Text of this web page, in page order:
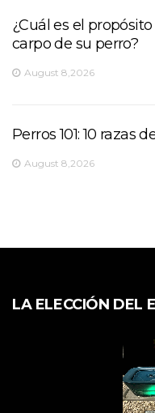
¿Cuál es el
carpo de su perro?
August 8,2026
Perros 101: 10 razas
August 8,2026
LA ELECCIÓN DEL